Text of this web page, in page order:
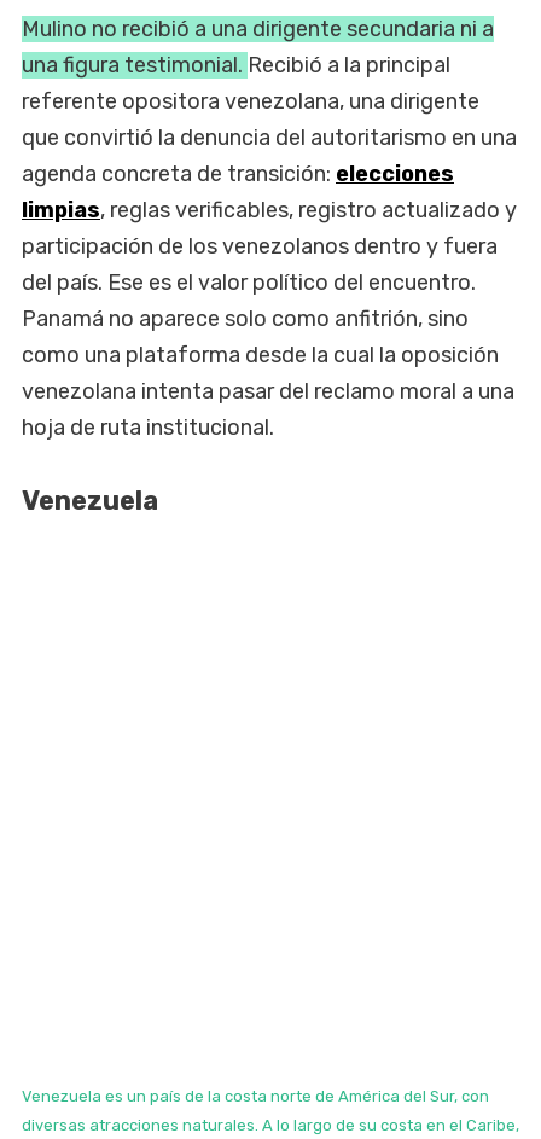
Mulino no recibió a una dirigente secundaria ni a
una figura testimonial. Recibió a la principal
referente opositora venezolana, una dirigente
que convirtió la denuncia del autoritarismo en una
agenda concreta de transición: elecciones
limpias, reglas verificables, registro actualizado y
participación de los venezolanos dentro y fuera
del país. Ese es el valor político del encuentro.
Panamá no aparece solo como anfitrión, sino
como una plataforma desde la cual la oposición
venezolana intenta pasar del reclamo moral a una
hoja de ruta institucional.
Venezuela
Venezuela es un país de la costa norte de América del Sur, con
diversas atracciones naturales. A lo largo de su costa en el Caribe,